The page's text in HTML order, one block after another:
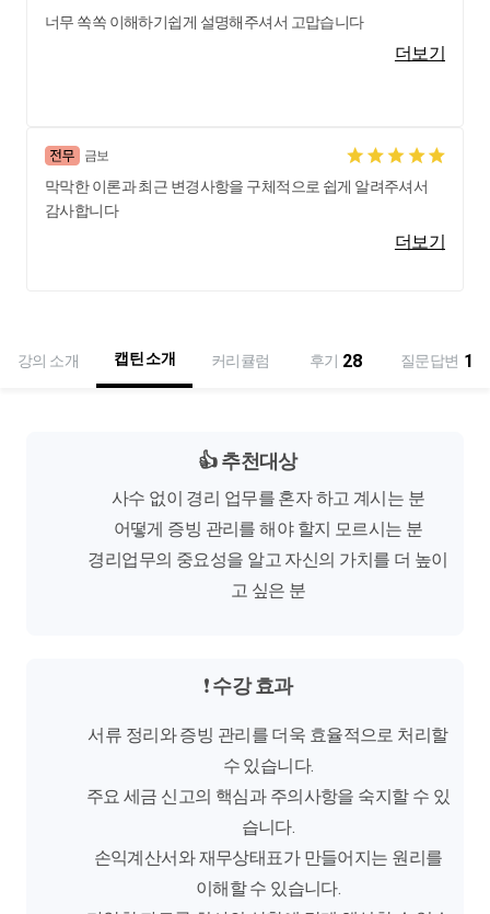
너무 쏙쏙 이해하기쉽게 설명해주셔서 고맙습니다
더보기
금보
막막한 이론과 최근 변경사항을 구체적으로 쉽게 알려주셔서
감사합니다
더보기
강의 소개 캡틴 소개 커리큘럼 후기 28 질문답변 1
👍 추천대상
사수 없이 경리 업무를 혼자 하고 계시는 분
어떻게 증빙 관리를 해야 할지 모르시는 분
경리업무의 중요성을 알고 자신의 가치를 더 높이
고 싶은 분
❗수강 효과
서류 정리와 증빙 관리를 더욱 효율적으로 처리할
수 있습니다.
주요 세금 신고의 핵심과 주의사항을 숙지할 수 있
습니다.
손익계산서와 재무상태표가 만들어지는 원리를
이해할 수 있습니다.